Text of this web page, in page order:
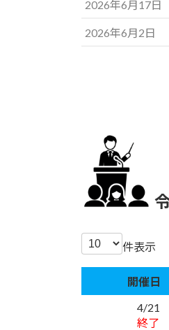
2026年6月17日
2026年6月2日
件表示
開催日
4/21
終了